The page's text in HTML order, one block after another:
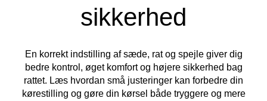
sikkerhed
En korrekt indstilling af sæde, rat og spejle giver dig
bedre kontrol, øget komfort og højere sikkerhed bag
rattet. Læs hvordan små justeringer kan forbedre din
kørestilling og gøre din kørsel både tryggere og mere